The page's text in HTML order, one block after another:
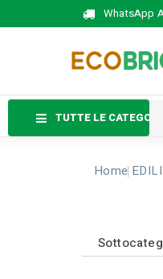
WhatsApp
TUTTE LE CATEGORIE
Home